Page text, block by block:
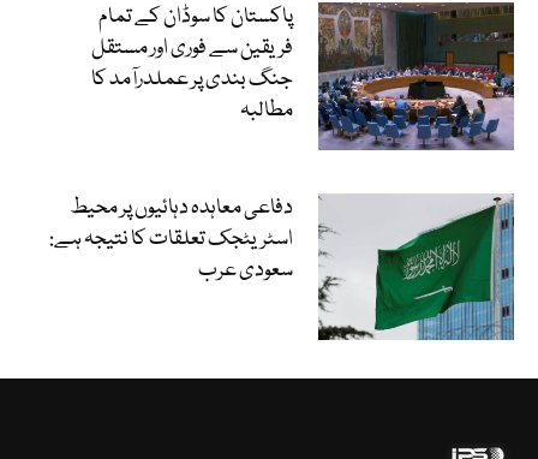
پاکستان کا سوڈان کے تمام
فریقین سے فوری اور مستقل
جنگ بندی پر عملدرآمد کا
مطالبہ
دفاعی معاہدہ دہائیوں پر محیط
اسٹریٹجک تعلقات کا نتیجہ ہے:
سعودی عرب